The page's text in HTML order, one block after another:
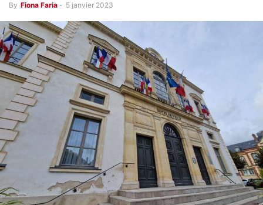
By Fiona Faria - 5 janvier 2023